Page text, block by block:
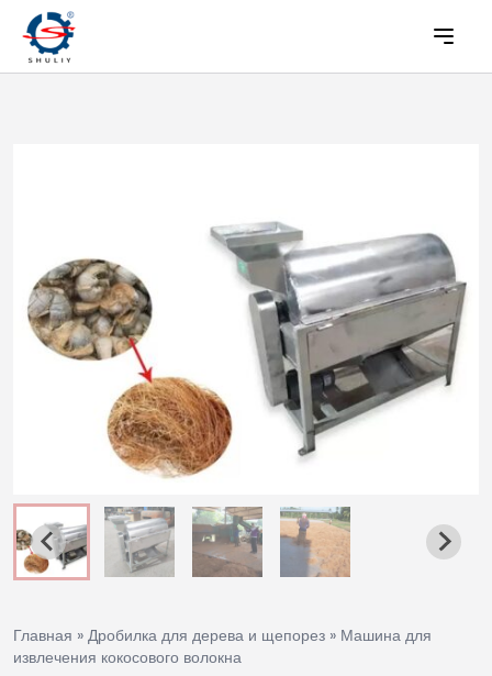
Главная » Дробилка для дерева и щепорез » Машина для
извлечения кокосового волокна